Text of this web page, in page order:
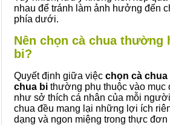
nhau để tránh làm ảnh hưởng đến
phía dưới.
Nên chọn cà chua thường
bi?
Quyết định giữa việc chọn cà
chua bi thường phụ thuộc vào mục
như sở thích cá nhân của mỗi
chua đều mang lại những lợi ích
dạng và ngon miệng trong thực đơn